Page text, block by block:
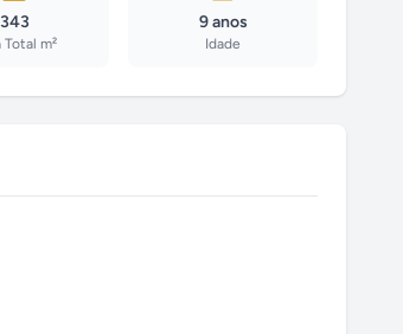
343
Total m²
9 anos
Idade